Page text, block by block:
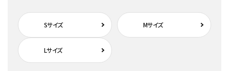
Sサイズ Mサイズ
Lサイズ